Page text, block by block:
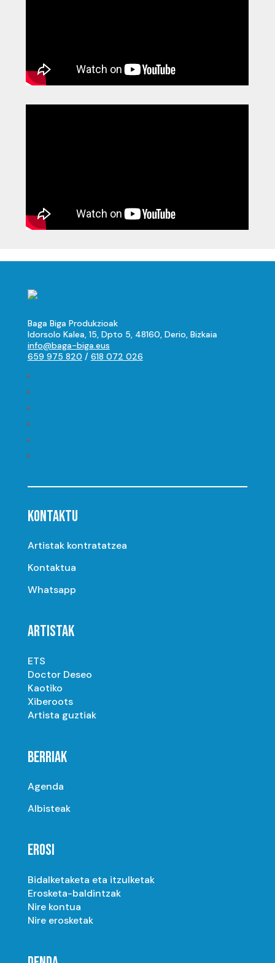
Baga Biga Produkzioak
Idorsolo Kalea, 15, Dpto 5, 48160, Derio, Bizkaia
info@baga-biga.eus
659 975 820 / 618 072 026
KONTAKTU
Artistak kontratatzea
Kontaktua
Whatsapp
ARTISTAK
ETS
Doctor Deseo
Kaotiko
Xiberoots
Artista guztiak
BERRIAK
Agenda
Albisteak
EROSI
Bidalketaketa eta itzulketak
Erosketa-baldintzak
Nire kontua
Nire erosketak